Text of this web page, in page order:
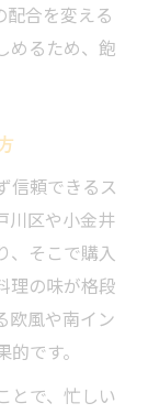
配合を変える
めるため、飽
信頼できるス
川区や小金井
、そこで購入
理の味が格段
欧風や南イン
です。
とで、忙しい